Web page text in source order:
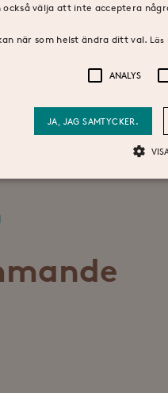
2A
också välja att inte acceptera
när som helst ändra ditt val.
ANALYS
JA, JAG SAMTYCKER.
se hur besökare använder
/ Domän Utgång